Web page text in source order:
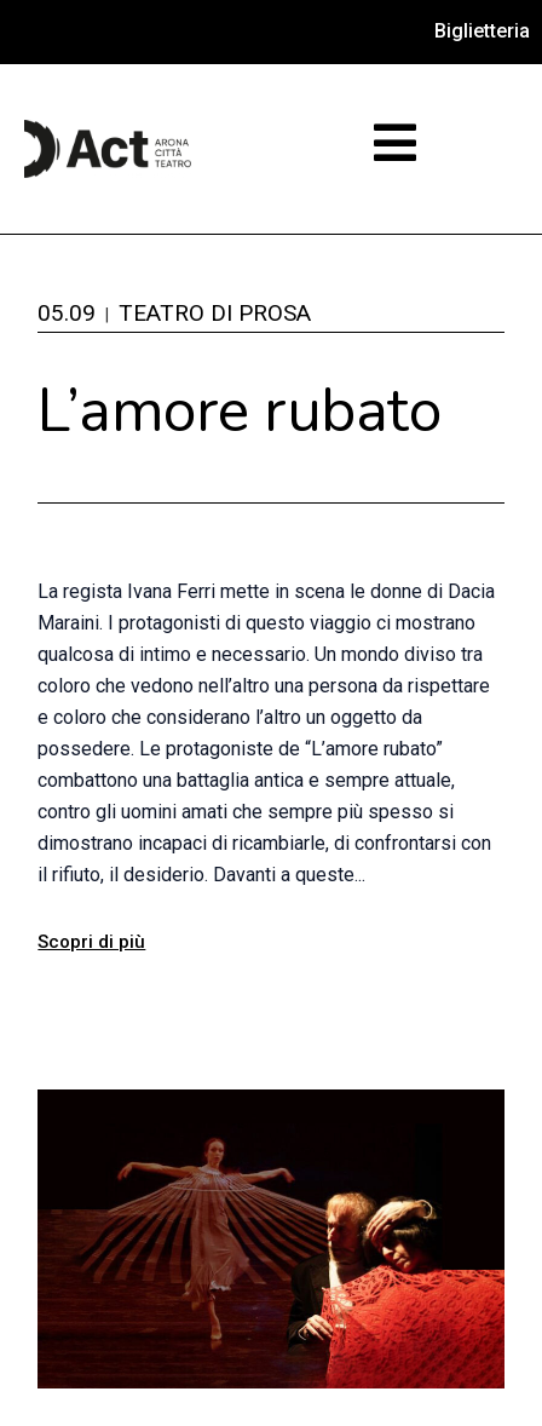
Biglietteria
05.09 TEATRO DI PROSA
L’amore rubato
La regista Ivana Ferri mette in scena le donne di Dacia
Maraini. I protagonisti di questo viaggio ci mostrano
qualcosa di intimo e necessario. Un mondo diviso tra
coloro che vedono nell’altro una persona da rispettare
e coloro che considerano l’altro un oggetto da
possedere. Le protagoniste de “L’amore rubato”
combattono una battaglia antica e sempre attuale,
contro gli uomini amati che sempre più spesso si
dimostrano incapaci di ricambiarle, di confrontarsi con
il rifiuto, il desiderio. Davanti a queste...
Scopri di più